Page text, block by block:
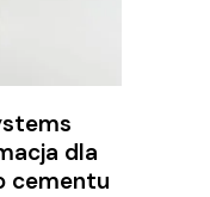
dla
cementu